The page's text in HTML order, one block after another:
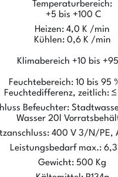
Temperaturbereich:
+5 bis +100 C
Heizen: 4,0 K /min
Kühlen: 0,6 K /min
Klimabereich +10 bis
Feuchtebereich: 10 bis 95
Feuchtedifferenz, zeitlich:
Befeuchter:
Wasser 20l
400 V 3/N/PE,
Leistungsbedarf max.: 6,3
Gewicht: 500 Kg